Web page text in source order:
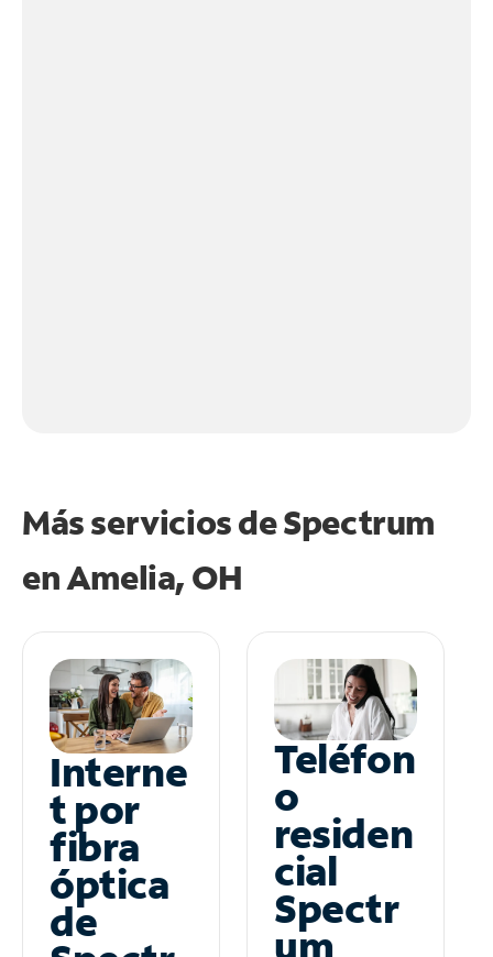
Más servicios de Spectrum
enAmelia, OH
Interne
t por
fibra
óptica
de
Teléfon
o
residen
cial
Spectr
um